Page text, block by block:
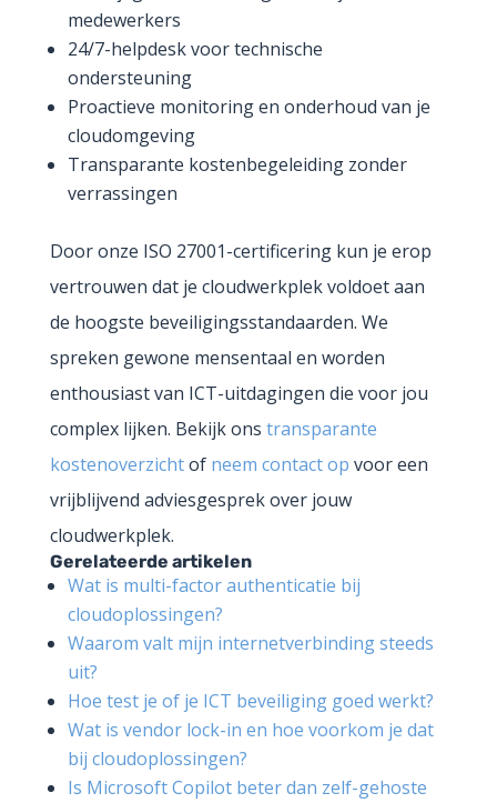
medewerkers
24/7-helpdesk voor technische
ondersteuning
Proactieve monitoring en onderhoud van je
cloudomgeving
Transparante kostenbegeleiding zonder
verrassingen
Door onze ISO 27001-certificering kun je erop
vertrouwen dat je cloudwerkplek voldoet aan
de hoogste beveiligingsstandaarden. We
spreken gewone mensentaal en worden
enthousiast van ICT-uitdagingen die voor jou
complex lijken. Bekijk ons transparante
kostenoverzichtof neem contact op voor een
vrijblijvend adviesgesprek over jouw
cloudwerkplek.
Gerelateerde artikelen
Wat is multi-factor authenticatie bij
cloudoplossingen?
Waarom valt mijn internetverbinding steeds
uit?
Hoe test je of je ICT beveiliging goed werkt?
Wat is vendor lock-in en hoe voorkom je dat
bij cloudoplossingen?
Is Microsoft Copilot beter dan zelf-gehoste